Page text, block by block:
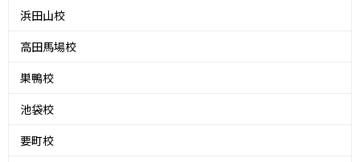
浜田山校
高田馬場校
巣鴨校
池袋校
要町校